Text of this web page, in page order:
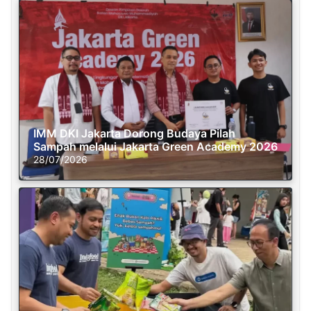
IMM DKI Jakarta Dorong Budaya Pilah
Sampah melalui Jakarta Green Academy 2026
28/07/2026